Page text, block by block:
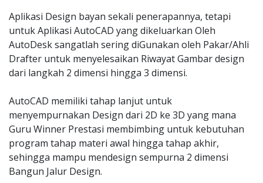
Aplikasi Design bayan sekali penerapannya, tetapi
untuk Aplikasi AutoCAD yang dikeluarkan Oleh
AutoDesk sangatlah sering diGunakan oleh Pakar/Ahli
Drafter untuk menyelesaikan Riwayat Gambar design
dari langkah 2 dimensi hingga 3 dimensi.
AutoCAD memiliki tahap lanjut untuk
menyempurnakan Design dari 2D ke 3D yang mana
Guru Winner Prestasi membimbing untuk kebutuhan
program tahap materi awal hingga tahap akhir,
sehingga mampu mendesign sempurna 2 dimensi
Bangun Jalur Design.